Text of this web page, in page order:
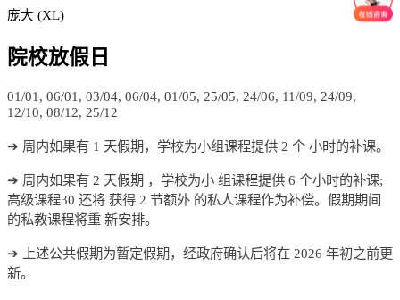
庞大 (XL)
院校放假日
01/01, 06/01, 03/04, 06/04, 01/05, 25/05, 24/06, 11/09, 24/09,
12/10, 08/12, 25/12
➔ 周内如果有 1 天假期，学校为小组课程提供 2 个 小时的补课。
➔ 周内如果有 2 天假期 ，学校为小 组课程提供 6 个小时的补课;
高级课程30 还将 获得 2 节额外 的私人课程作为补偿。假期期间
的私教课程将重 新安排。
➔ 上述公共假期为暂定假期，经政府确认后将在 2026 年初之前更
新。